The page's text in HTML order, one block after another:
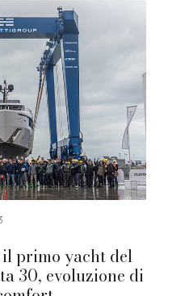
primo yacht del
30, evoluzione di